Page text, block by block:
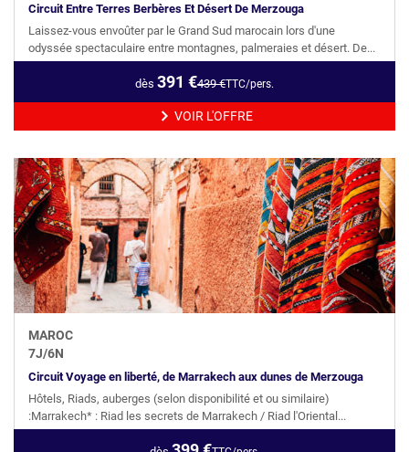
Circuit Entre Terres Berbères Et Désert De Merzouga
Laissez-vous envoûter par le Grand Sud marocain lors d'une
odyssée spectaculaire entre montagnes, palmeraies et désert. De...
dès 391 €439€TTC/pers.
VOIR L'OFFRE
MAROC
7J/6N
Circuit Voyage en liberté, de Marrakech aux dunes de Merzouga
Hôtels, Riads, auberges (selon disponibilité et ou similaire)
:Marrakech* : Riad les secrets de Marrakech / Riad l'Oriental...